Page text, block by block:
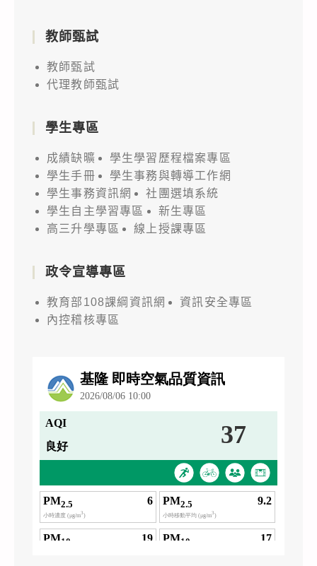
教師甄試
教師甄試
代理教師甄試
學生專區
成績缺曠
學生學習歷程檔案專區
學生手冊
學生事務與轉導工作網
學生事務資訊網
社團選填系統
學生自主學習專區
新生專區
高三升學專區
線上授課專區
政令宣導專區
教育部108課綱資訊網
資訊安全專區
內控稽核專區